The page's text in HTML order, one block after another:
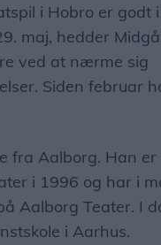
i Hobro er godt
maj, hedder
ved at nærme sig
Siden februar
fra Aalborg. Han
i 1996 og har i
Aalborg Teater. I
i Aarhus.